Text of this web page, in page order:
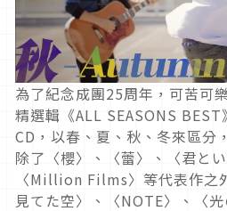
為了紀念成團25周年，可苦可
精選輯《ALL SEASONS
CD，以春、夏、秋、冬來區分
除了〈櫻〉、〈蕾〉、〈君と
〈Million Films〉等代表作之
見てた空〉、〈NOTE〉、〈